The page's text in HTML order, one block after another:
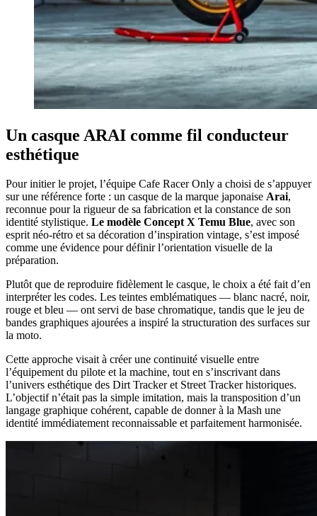
Un casque ARAI comme fil conducteur
esthétique
Pour initier le projet, l’équipe Cafe Racer Only a choisi de s’appuyer
sur une référence forte : un casque de la marque japonaise Arai,
reconnue pour la rigueur de sa fabrication et la constance de son
identité stylistique. Le modèle Concept X Temu Blue, avec son
esprit néo-rétro et sa décoration d’inspiration vintage, s’est imposé
comme une évidence pour définir l’orientation visuelle de la
préparation.
Plutôt que de reproduire fidèlement le casque, le choix a été fait d’en
interpréter les codes. Les teintes emblématiques — blanc nacré, noir,
rouge et bleu — ont servi de base chromatique, tandis que le jeu de
bandes graphiques ajourées a inspiré la structuration des surfaces sur
la moto.
Cette approche visait à créer une continuité visuelle entre
l’équipement du pilote et la machine, tout en s’inscrivant dans
l’univers esthétique des Dirt Tracker et Street Tracker historiques.
L’objectif n’était pas la simple imitation, mais la transposition d’un
langage graphique cohérent, capable de donner à la Mash une
identité immédiatement reconnaissable et parfaitement harmonisée.